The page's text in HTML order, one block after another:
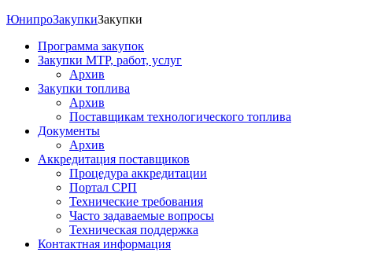
ЮнипроЗакупкиЗакупки
Программа закупок
Закупки МТР, работ, услуг
Архив
Закупки топлива
Архив
Поставщикам технологического топлива
Документы
Архив
Аккредитация поставщиков
Процедура аккредитации
Портал СРП
Технические требования
Часто задаваемые вопросы
Техническая поддержка
Контактная информация